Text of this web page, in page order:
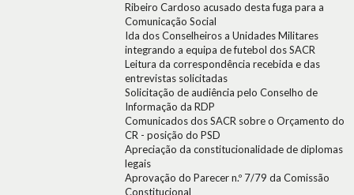
Ribeiro Cardoso acusado desta fuga para a
Comunicação Social
Ida dos Conselheiros a Unidades Militares
integrando a equipa de futebol dos SACR
Leitura da correspondência recebida e das
entrevistas solicitadas
Solicitação de audiência pelo Conselho de
Informação da RDP
Comunicados dos SACR sobre o Orçamento do
CR - posição do PSD
Apreciação da constitucionalidade de diplomas
legais
Aprovação do Parecer n.º 7/79 da Comissão
Constitucional